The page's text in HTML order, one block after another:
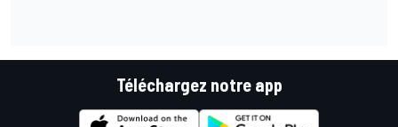
Téléchargez notre app